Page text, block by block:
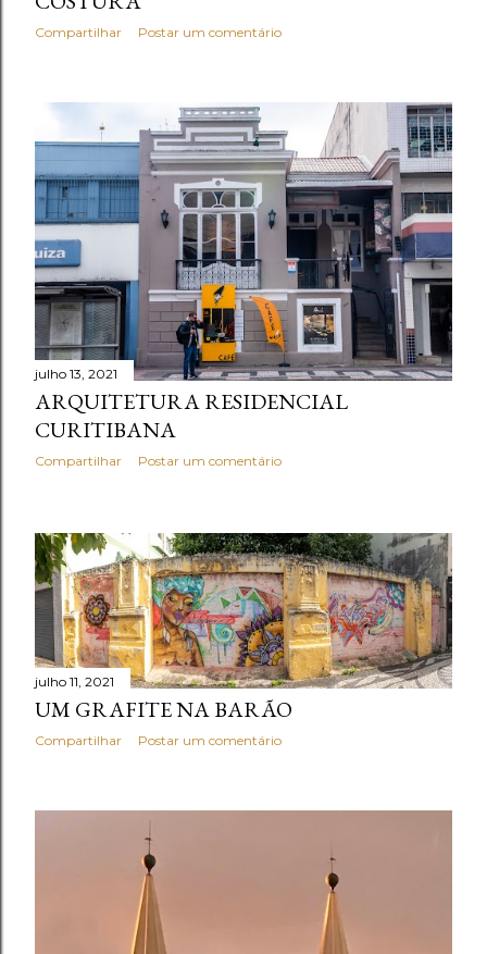
Compartilhar Postar um comentário
julho 13, 2021
ARQUITETURA RESIDENCIAL
CURITIBANA
Compartilhar Postar um comentário
julho 11, 2021
UM GRAFITE NA BARÃO
Compartilhar Postar um comentário